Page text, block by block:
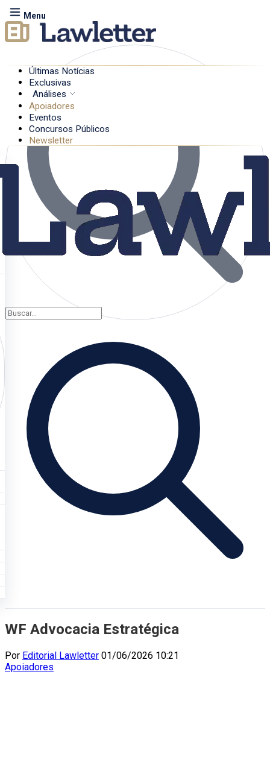
Menu
Últimas Notícias
Exclusivas
Análises
Apoiadores
Eventos
Concursos Públicos
Newsletter
WF Advocacia Estratégica
Por Editorial Lawletter 01/06/2026 10:21
Apoiadores